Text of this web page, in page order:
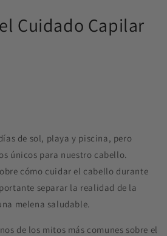
Cuidado Capilar
de sol, playa y piscina, pero
únicos para nuestro cabello.
cómo cuidar el cabello durante
separar la realidad de la
melena saludable.
de los mitos más comunes sobre el